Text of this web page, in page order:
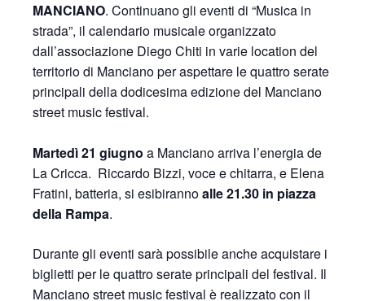
MANCIANO. Continuano gli eventi di “Musica in
strada”, il calendario musicale organizzato
dall’associazione Diego Chiti in varie location del
territorio di Manciano per aspettare le quattro serate
principali della dodicesima edizione del Manciano
street music festival.
Martedì 21 giugno a Manciano arriva l’energia de
La Cricca. Riccardo Bizzi, voce e chitarra, e Elena
Fratini, batteria, si esibirannoalle 21.30 in piazza
della Rampa.
Durante gli eventi sarà possibile anche acquistare i
biglietti per le quattro serate principali del festival. Il
Manciano street music festival è realizzato con il